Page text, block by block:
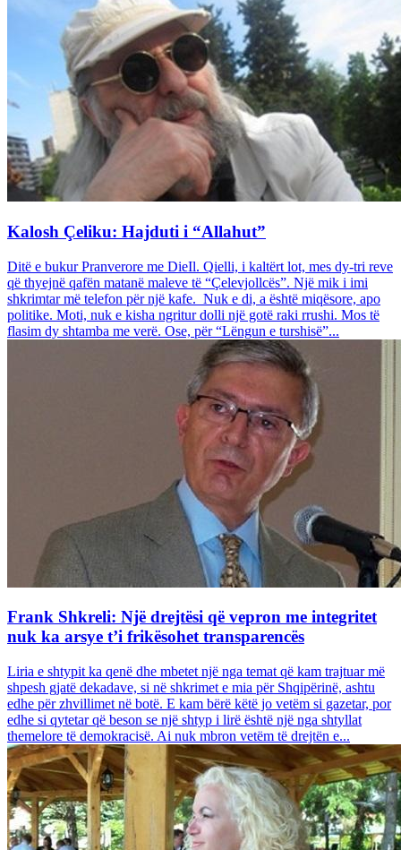
Kalosh Çeliku: Hajduti i “Allahut”
Ditë e bukur Pranverore me DieIl. Qielli, i kaltërt lot, mes dy-tri reve
që thyejnë qafën matanë maleve të “Çelevjollcës”. Një mik i imi
shkrimtar më telefon për një kafe. Nuk e di, a është miqësore, apo
politike. Moti, nuk e kisha ngritur dolli një gotë raki rrushi. Mos të
flasim dy shtamba me verë. Ose, për “Lëngun e turshisë”...
Frank Shkreli: Një drejtësi që vepron me integritet
nuk ka arsye t’i frikësohet transparencës
Liria e shtypit ka qenë dhe mbetet një nga temat që kam trajtuar më
shpesh gjatë dekadave, si në shkrimet e mia për Shqipërinë, ashtu
edhe për zhvillimet në botë. E kam bërë këtë jo vetëm si gazetar, por
edhe si qytetar që beson se një shtyp i lirë është një nga shtyllat
themelore të demokracisë. Ai nuk mbron vetëm të drejtën e...